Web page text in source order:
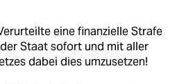
eine finanzielle Strafe
Staat sofort und mit aller
dabei dies umzusetzen!